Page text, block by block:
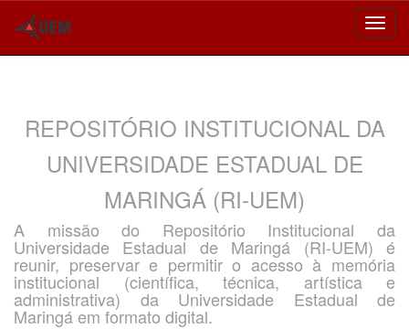
REPOSITÓRIO INSTITUCIONAL DA
UNIVERSIDADE ESTADUAL DE
MARINGÁ (RI-UEM)
A missão do Repositório Institucional da
Universidade Estadual de Maringá (RI-UEM) é
reunir, preservar e permitir o acesso à memória
institucional (científica, técnica, artística e
administrativa) da Universidade Estadual de
Maringá em formato digital.